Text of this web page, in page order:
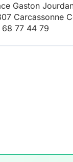
Gaston
Carcassonne
68 77 44 79